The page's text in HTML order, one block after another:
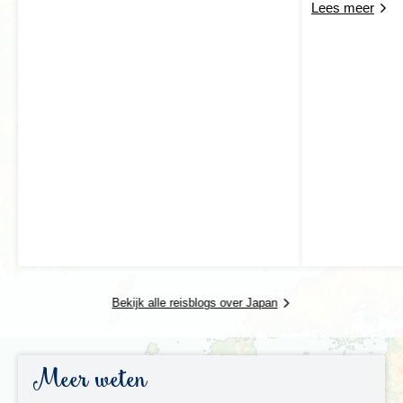
Lees meer
Bekijk alle reisblogs over Japan
Meer weten